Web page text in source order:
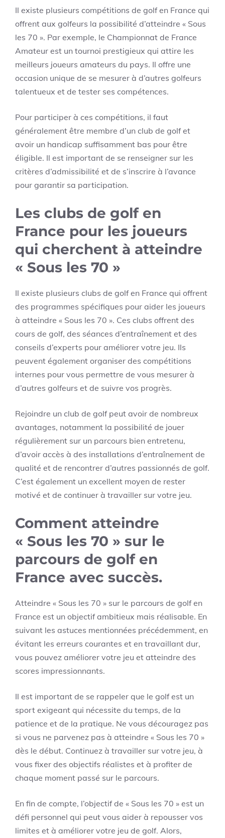
Il existe plusieurs compétitions de golf en France qui
offrent aux golfeurs la possibilité d’atteindre « Sous
les 70 ». Par exemple, le Championnat de France
Amateur est un tournoi prestigieux qui attire les
meilleurs joueurs amateurs du pays. Il offre une
occasion unique de se mesurer à d’autres golfeurs
talentueux et de tester ses compétences.
Pour participer à ces compétitions, il faut
généralement être membre d’un club de golf et
avoir un handicap suffisamment bas pour être
éligible. Il est important de se renseigner sur les
critères d’admissibilité et de s’inscrire à l’avance
pour garantir sa participation.
Les clubs de golf en
France pour les joueurs
qui cherchent à atteindre
« Sous les 70 »
Il existe plusieurs clubs de golf en France qui offrent
des programmes spécifiques pour aider les joueurs
à atteindre « Sous les 70 ». Ces clubs offrent des
cours de golf, des séances d’entraînement et des
conseils d’experts pour améliorer votre jeu. Ils
peuvent également organiser des compétitions
internes pour vous permettre de vous mesurer à
d’autres golfeurs et de suivre vos progrès.
Rejoindre un club de golf peut avoir de nombreux
avantages, notamment la possibilité de jouer
régulièrement sur un parcours bien entretenu,
d’avoir accès à des installations d’entraînement de
qualité et de rencontrer d’autres passionnés de golf.
C’est également un excellent moyen de rester
motivé et de continuer à travailler sur votre jeu.
Comment atteindre
« Sous les 70 » sur le
parcours de golf en
France avec succès.
Atteindre « Sous les 70 » sur le parcours de golf en
France est un objectif ambitieux mais réalisable. En
suivant les astuces mentionnées précédemment, en
évitant les erreurs courantes et en travaillant dur,
vous pouvez améliorer votre jeu et atteindre des
scores impressionnants.
Il est important de se rappeler que le golf est un
sport exigeant qui nécessite du temps, de la
patience et de la pratique. Ne vous découragez pas
si vous ne parvenez pas à atteindre « Sous les 70 »
dès le début. Continuez à travailler sur votre jeu, à
vous fixer des objectifs réalistes et à profiter de
chaque moment passé sur le parcours.
En fin de compte, l’objectif de « Sous les 70 » est un
défi personnel qui peut vous aider à repousser vos
limites et à améliorer votre jeu de golf. Alors,